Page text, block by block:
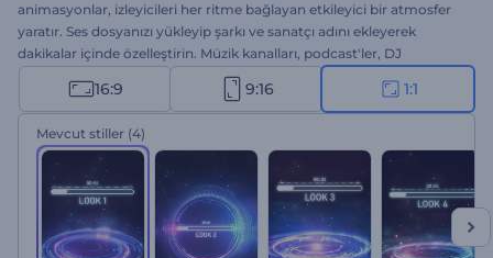
animasyonlar, izleyicileri her ritme bağlayan etkileyici bir atmosfer
yaratır. Ses dosyanızı yükleyip şarkı ve sanatçı adını ekleyerek
dakikalar içinde özelleştirin. Müzik kanalları, podcast'ler, DJ
tanıtımları ve sesli sunumlar için mükemmeldir. Hemen oluşturun
ve sesinizi görsel enerjiye dönüştürün!
16:9 9:16 1:1
Mevcut stiller (4)